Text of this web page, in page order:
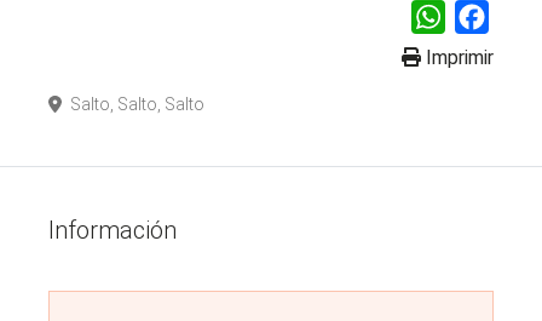
WhatsApp
Imprimir
Salto, Salto, Salto
Información